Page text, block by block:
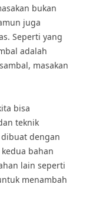
bukan
juga
Seperti yang
adalah
masakan
bisa
teknik
dengan
bahan
lain seperti
menambah